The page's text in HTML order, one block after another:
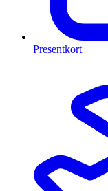
Presentkort